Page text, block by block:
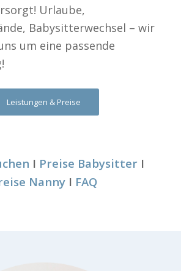
Urlaube,
Babysitterwechsel – wir
um eine passende
Leistungen & Preise
I Preise Babysitter I
Nanny I FAQ